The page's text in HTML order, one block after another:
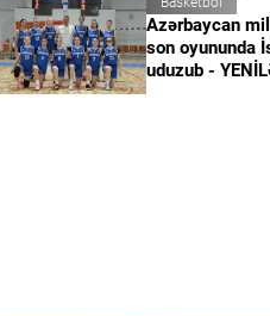
Azərbaycan
son oyununda
uduzub -